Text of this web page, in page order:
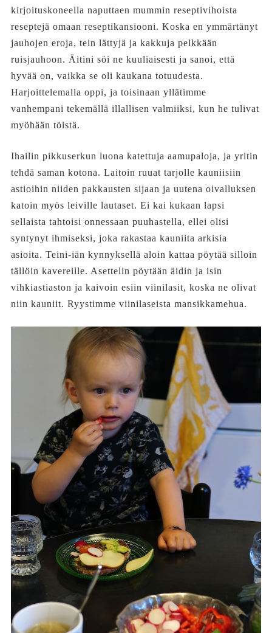
kirjoituskoneella naputtaen mummin reseptivihoista
reseptejä omaan reseptikansiooni. Koska en ymmärtänyt
jauhojen eroja, tein lättyjä ja kakkuja pelkkään
ruisjauhoon. Äitini söi ne kuuliaisesti ja sanoi, että
hyvää on, vaikka se oli kaukana totuudesta.
Harjoittelemalla oppi, ja toisinaan yllätimme
vanhempani tekemällä illallisen valmiiksi, kun he tulivat
myöhään töistä.
Ihailin pikkuserkun luona katettuja aamupaloja, ja yritin
tehdä saman kotona. Laitoin ruuat tarjolle kauniisiin
astioihin niiden pakkausten sijaan ja uutena oivalluksen
katoin myös leiville lautaset. Ei kai kukaan lapsi
sellaista tahtoisi onnessaan puuhastella, ellei olisi
syntynyt ihmiseksi, joka rakastaa kauniita arkisia
asioita. Teini-iän kynnyksellä aloin kattaa pöytää silloin
tällöin kavereille. Asettelin pöytään äidin ja isin
vihkiastiaston ja kaivoin esiin viinilasit, koska ne olivat
niin kauniit. Ryystimme viinilaseista mansikkamehua.